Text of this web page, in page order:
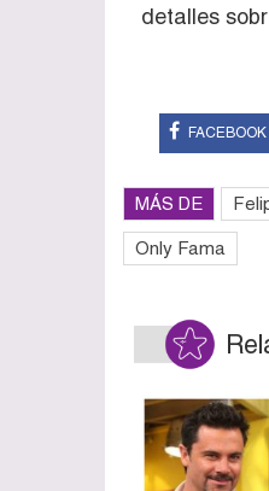
detalles
FACEBOOK
MÁS DE
Only Fama